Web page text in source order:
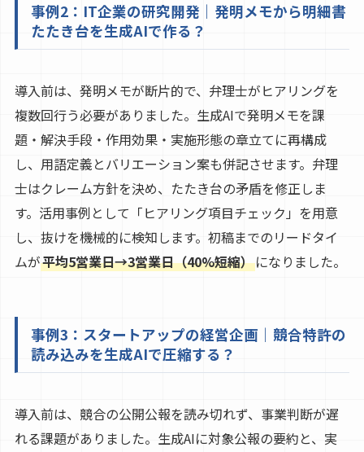
事例2：IT企業の研究開発｜発明メモから明細書
たたき台を生成AIで作る？
導入前は、発明メモが断片的で、弁理士がヒアリングを
複数回行う必要がありました。生成AIで発明メモを課
題・解決手段・作用効果・実施形態の章立てに再構成
し、用語定義とバリエーション案も併記させます。弁理
士はクレーム方針を決め、たたき台の矛盾を修正しま
す。活用事例として「ヒアリング項目チェック」を用意
し、抜けを機械的に検知します。初稿までのリードタイ
ムが平均5営業日→3営業日（40%短縮）になりました。
事例3：スタートアップの経営企画｜競合特許の
読み込みを生成AIで圧縮する？
導入前は、競合の公開公報を読み切れず、事業判断が遅
れる課題がありました。生成AIに対象公報の要約と、実